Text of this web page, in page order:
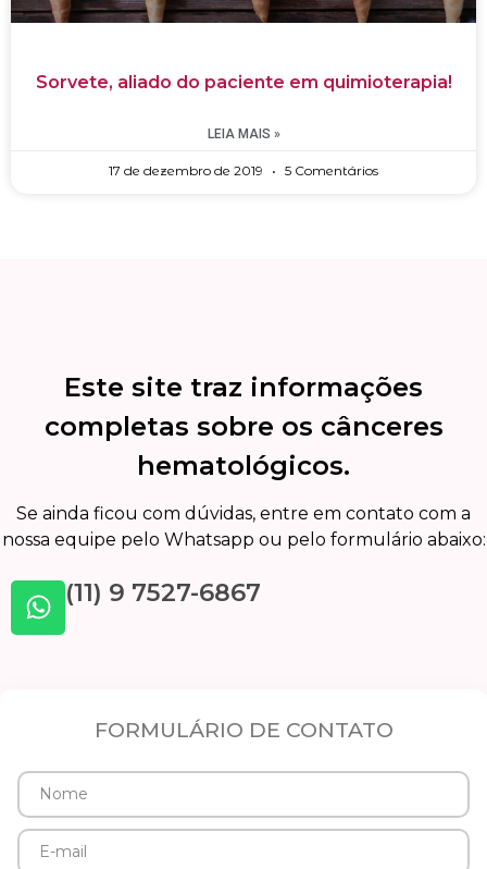
Sorvete, aliado do paciente em quimioterapia!
LEIA MAIS »
17 de dezembro de 2019 5 Comentários
Este site traz informações
completas sobre os cânceres
hematológicos.
Se ainda ficou com dúvidas, entre em contato com a
nossa equipe pelo Whatsapp ou pelo formulário abaixo:
(11) 9 7527-6867
FORMULÁRIO DE CONTATO
Nome